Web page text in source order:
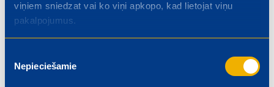
viņiem sniedzat vai ko viņi apkopo, kad lietojat viņu
pakalpojumus.
izvēle
Nepieciešamie
€ 5.50